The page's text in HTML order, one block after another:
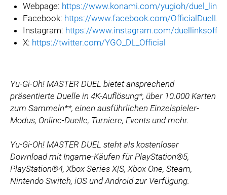
Webpage: https://www.konami.com/yugioh/
Facebook: https://www.facebook.com/
Instagram: https://www.instagram.com/
X: https://twitter.com/YGO_DL_Official
Yu-Gi-Oh! MASTER DUEL bietet ansprechend
präsentierte Duelle in 4K-Auflösung*, über 10.000 Karten
zum Sammeln**, einen ausführlichen Einzelspieler-
Modus, Online-Duelle, Turniere, Events und mehr.
Yu-Gi-Oh! MASTER DUEL steht als kostenloser
Download mit Ingame-Käufen für PlayStation®5,
PlayStation®4, Xbox Series X|S, Xbox One, Steam,
Nintendo Switch, iOS und Android zur Verfügung.